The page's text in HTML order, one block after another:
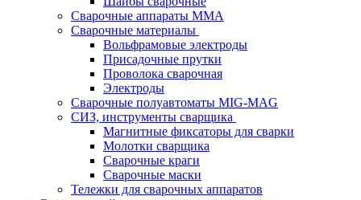
Сварочные аппараты MMA
Сварочные материалы
Вольфрамовые электроды
Присадочные прутки
Проволока сварочная
Электроды
Сварочные полуавтоматы MIG-MAG
СИЗ, инструменты сварщика
Магнитные фиксаторы для сварки
Молотки сварщика
Сварочные краги
Сварочные маски
Тележки для сварочных аппаратов